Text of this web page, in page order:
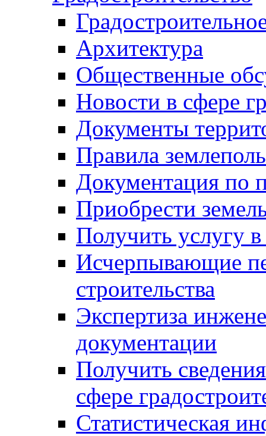
Архитектура
Общественные
Новости в сфере
Документы
Правила
Документация по
Приобрести
Получить услугу в
Исчерпывающие
строительства
Экспертиза
документации
Получить
сфере
Статистическая